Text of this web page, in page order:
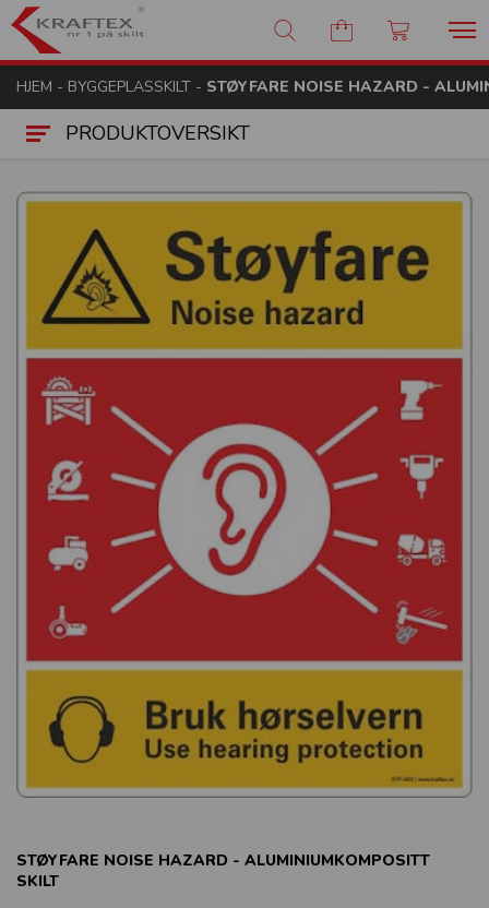
Kraftex - nr 1 på skilt
HJEM - BYGGEPLASSKILT - STØYFARE NOISE HAZARD -
PRODUKTOVERSIKT
STØYFARE NOISE HAZARD - ALUMINIUMKOMPOSITT
SKILT